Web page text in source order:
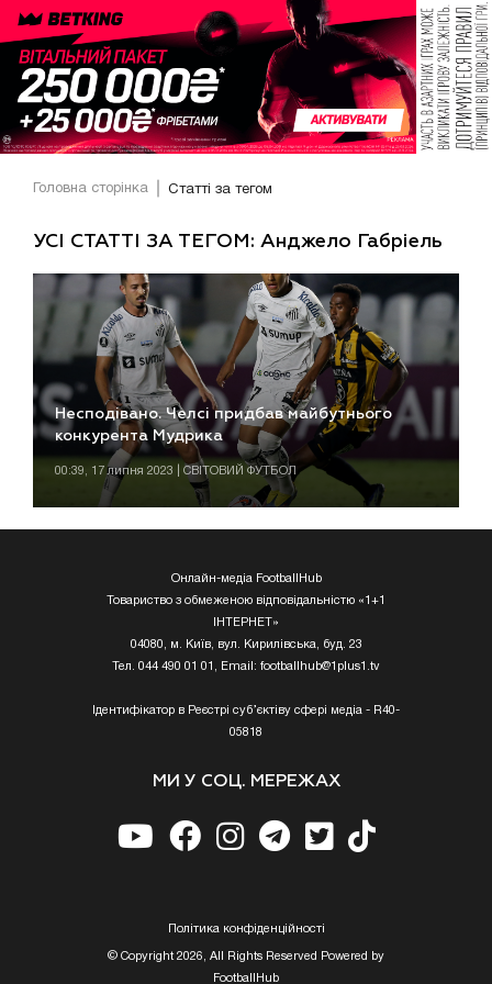
Головна сторінка Статті за тегом
УСІ СТАТТІ ЗА ТЕГОМ: Анджело Габріель
Несподівано. Челсі придбав майбутнього
конкурента Мудрика
00:39, 17 липня 2023 | СВІТОВИЙ ФУТБОЛ
Онлайн-медіа FootballHub
Товариство з обмеженою відповідальністю «1+1
ІНТЕРНЕТ»
04080, м. Київ, вул. Кирилівська, буд. 23
Тел. 044 490 01 01, Email: footballhub@1plus1.tv
Ідентифікатор в Реєстрі суб’єктіву сфері медіа - R40-
05818
МИ У СОЦ. МЕРЕЖАХ
Полiтика конфiденцiйностi
© Copyright 2026, All Rights Reserved Powered by
FootballHub